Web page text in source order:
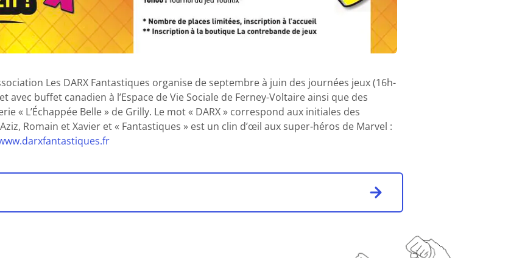
Les DARX Fantastiques organise de septembre à juin des journées jeux (16h-
avec buffet canadien à l’Espace de Vie Sociale de Ferney-Voltaire ainsi que des
« L’Échappée Belle » de Grilly. Le mot « DARX » correspond aux initiales des
Romain et Xavier et « Fantastiques » est un clin d’œil aux super-héros de Marvel :